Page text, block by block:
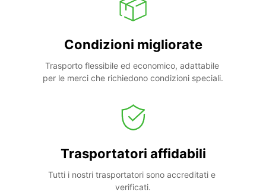
Condizioni migliorate
Trasporto flessibile ed economico, adattabile
per le merci che richiedono condizioni speciali.
Trasportatori affidabili
Tutti i nostri trasportatori sono accreditati e
verificati.